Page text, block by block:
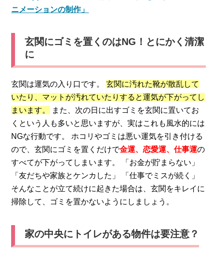
ニメーションの制作」
玄関にゴミを置くのはNG！とにかく清潔
に
玄関は運気の入り口です。玄関に汚れた靴が散乱して
いたり、マットが汚れていたりすると運気が下がってし
まいます。
また、次の日に出すゴミを玄関に置いてお
くという人も多いと思いますが、実はこれも風水的には
NGな行動です。 ホコリやゴミは悪い運気を引き付ける
ので、玄関にゴミを置くだけで金運、恋愛運、仕事運の
すべてが下がってしまいます。 「お金が貯まらない」
「友だちや家族とケンカした」 「仕事でミスが続く」
そんなことが立て続けに起きた場合は、玄関をキレイに
掃除して、ゴミを置かないようにしましょう。
家の中央にトイレがある物件は要注意？